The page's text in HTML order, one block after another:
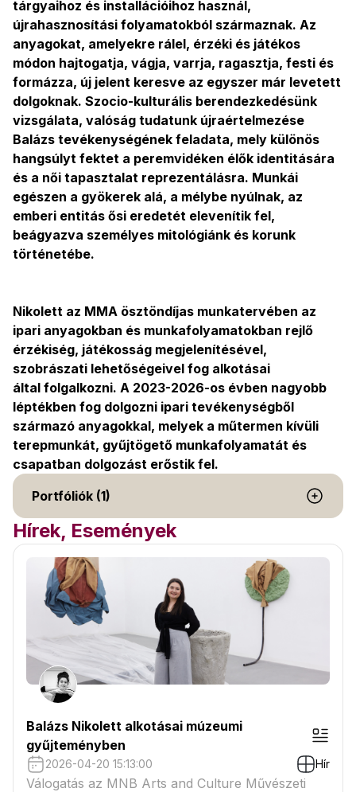
tárgyaihoz és installációihoz használ,
újrahasznosítási folyamatokból származnak. Az
anyagokat, amelyekre rálel, érzéki és játékos
módon hajtogatja, vágja, varrja, ragasztja, festi és
formázza, új jelent keresve az egyszer már levetett
dolgoknak. Szocio-kulturális berendezkedésünk
vizsgálata, valóság tudatunk újraértelmezése
Balázs tevékenységének feladata, mely különös
hangsúlyt fektet a peremvidéken élők identitására
és a női tapasztalat reprezentálásra. Munkái
egészen a gyökerek alá, a mélybe nyúlnak, az
emberi entitás ősi eredetét elevenítik fel,
beágyazva személyes mitológiánk és korunk
történetébe.
Nikolett az MMA ösztöndíjas munkatervében az
ipari anyagokban és munkafolyamatokban rejlő
érzékiség, játékosság megjelenítésével,
szobrászati lehetőségeivel fog alkotásai
által folgalkozni. A 2023-2026-os évben nagyobb
léptékben fog dolgozni ipari tevékenységből
származó anyagokkal, melyek a műtermen kívüli
terepmunkát, gyűjtögető munkafolyamatát és
csapatban dolgozást erőstik fel.
Portfóliók (1)
Hírek, Események
Balázs Nikolett alkotásai múzeumi
gyűjteményben
2026-04-20 15:13:00 Hír
Válogatás az MNB Arts and Culture Művészeti